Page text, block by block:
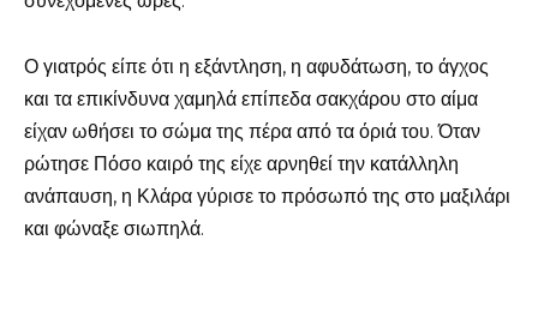
Ο γιατρός είπε ότι η εξάντληση, η αφυδάτωση, το άγχος
και τα επικίνδυνα χαμηλά επίπεδα σακχάρου στο αίμα
είχαν ωθήσει το σώμα της πέρα από τα όριά του. Όταν
ρώτησε Πόσο καιρό της είχε αρνηθεί την κατάλληλη
ανάπαυση, η Κλάρα γύρισε το πρόσωπό της στο μαξιλάρι
και φώναξε σιωπηλά.